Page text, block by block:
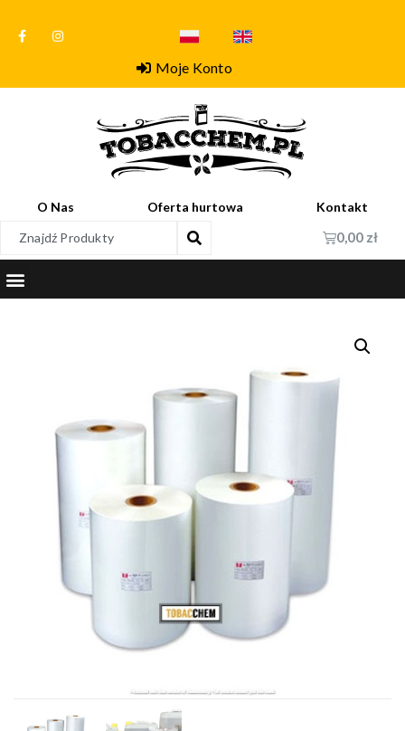
Moje Konto
O Nas Oferta hurtowa Kontakt
0,00 zł